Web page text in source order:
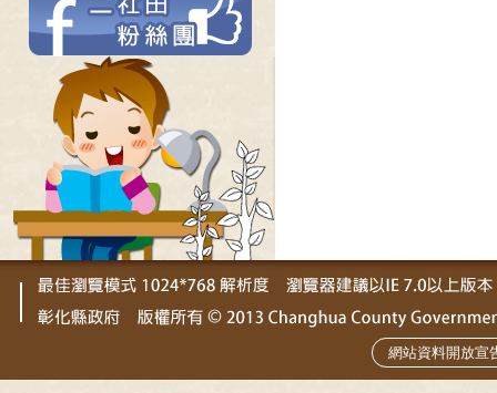
網站資料開放宣